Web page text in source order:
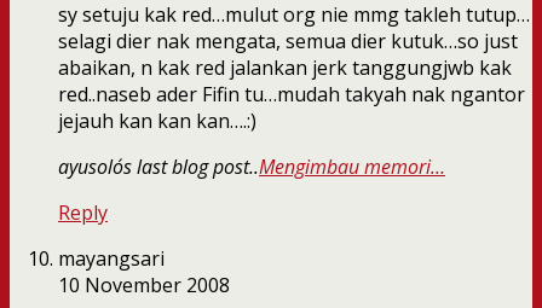
sy setuju kak red…mulut org nie mmg takleh tutup…
selagi dier nak mengata, semua dier kutuk…so just
abaikan, n kak red jalankan jerk tanggungjwb kak
red..naseb ader Fifin tu…mudah takyah nak ngantor
jejauh kan kan kan….:)
ayusolo´s last blog post..Mengimbau memori…
Reply
mayangsari
10 November 2008